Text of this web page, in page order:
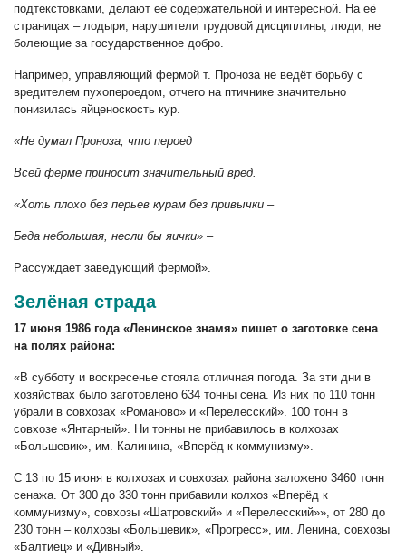
подтекстовками, делают её содержательной и интересной. На её
страницах – лодыри, нарушители трудовой дисциплины, люди, не
болеющие за государственное добро.
Например, управляющий фермой т. Проноза не ведёт борьбу с
вредителем пухопероедом, отчего на птичнике значительно
понизилась яйценоскость кур.
«Не думал Проноза, что пероед
Всей ферме приносит значительный вред.
«Хоть плохо без перьев курам без привычки –
Беда небольшая, несли бы яички» –
Рассуждает заведующий фермой».
Зелёная страда
17 июня 1986 года «Ленинское знамя» пишет о заготовке сена
на полях района:
«В субботу и воскресенье стояла отличная погода. За эти дни в
хозяйствах было заготовлено 634 тонны сена. Из них по 110 тонн
убрали в совхозах «Романово» и «Перелесский». 100 тонн в
совхозе «Янтарный». Ни тонны не прибавилось в колхозах
«Большевик», им. Калинина, «Вперёд к коммунизму».
С 13 по 15 июня в колхозах и совхозах района заложено 3460 тонн
сенажа. От 300 до 330 тонн прибавили колхоз «Вперёд к
коммунизму», совхозы «Шатровский» и «Перелесский»», от 280 до
230 тонн – колхозы «Большевик», «Прогресс», им. Ленина, совхозы
«Балтиец» и «Дивный».